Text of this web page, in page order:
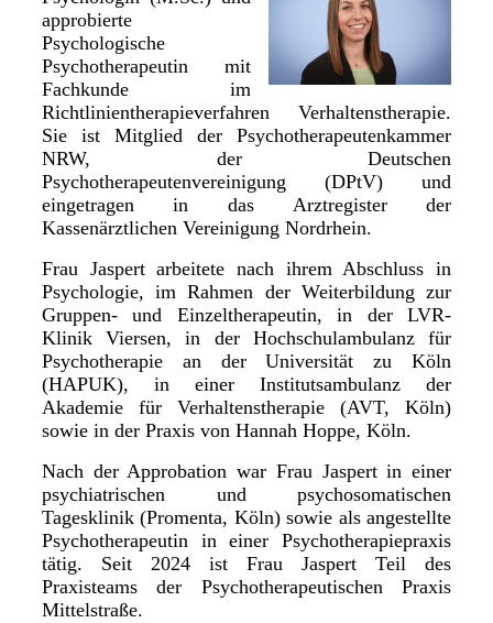
approbierte
Psychologische
Psychotherapeutin mit
Fachkunde im
Richtlinientherapieverfahren Verhaltenstherapie.
Sie ist Mitglied der Psychotherapeutenkammer
NRW, der Deutschen
Psychotherapeutenvereinigung (DPtV) und
eingetragen in das Arztregister der
Kassenärztlichen Vereinigung Nordrhein.
Frau Jaspert arbeitete nach ihrem Abschluss in
Psychologie, im Rahmen der Weiterbildung zur
Gruppen- und Einzeltherapeutin, in der LVR-
Klinik Viersen, in der Hochschulambulanz für
Psychotherapie an der Universität zu Köln
(HAPUK), in einer Institutsambulanz der
Akademie für Verhaltenstherapie (AVT, Köln)
sowie in der Praxis von Hannah Hoppe, Köln.
Nach der Approbation war Frau Jaspert in einer
psychiatrischen und psychosomatischen
Tagesklinik (Promenta, Köln) sowie als angestellte
Psychotherapeutin in einer Psychotherapiepraxis
tätig. Seit 2024 ist Frau Jaspert Teil des
Praxisteams der Psychotherapeutischen Praxis
Mittelstraße.